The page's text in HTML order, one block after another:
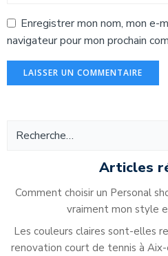
Enregistrer mon nom, mon e-
navigateur pour mon prochain
Articles
Comment choisir un Personal
vraiment mon style
Les couleurs claires sont-elles
renovation court de tennis à